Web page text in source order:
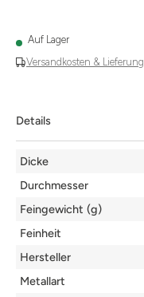
Versandkosten & Lieferung
Auf Lager
Details
Details
Dicke
Durchmesser
Feingewicht (g)
Feinheit
Hersteller
Metallart